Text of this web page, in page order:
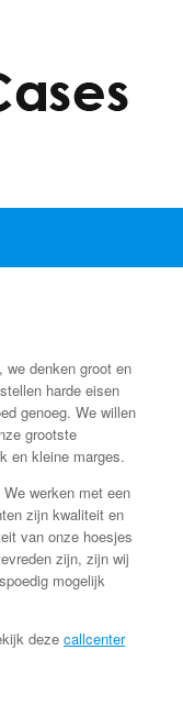
we denken groot en
harde eisen
genoeg. We willen
grootste
en kleine marges.
werken met een
zijn kwaliteit en
van onze hoesjes
zijn, zijn wij
mogelijk
deze callcenter